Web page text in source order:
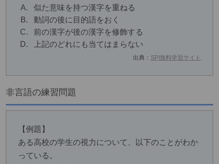
似た意味を持つ漢字を重ねる
動詞の後に目的語をおく
前の漢字が後の漢字を修飾する
上記のどれにも当てはまらない
出典： SPI無料学習サイト
非言語の練習問題
【例題】
ある高校の学生の視力について、以下のことがわか
っている。